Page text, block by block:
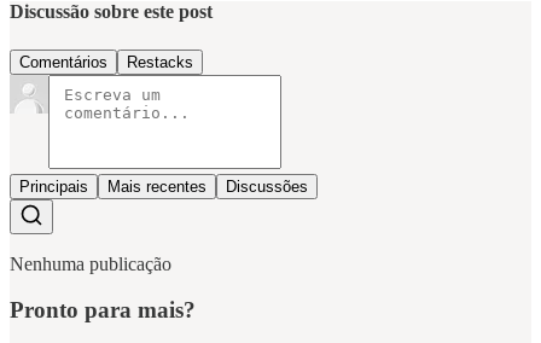
Discussão sobre este post
Comentários Restacks
Principais Mais recentes Discussões
Nenhuma publicação
Pronto para mais?